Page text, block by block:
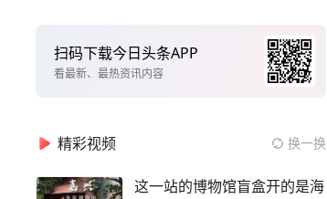
扫码下载今日头条APP
看最新、最热资讯内容
精彩视频 换一换
这一站的博物馆盲盒开的是海